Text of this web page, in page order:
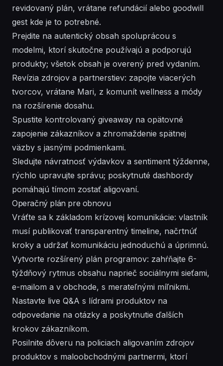
revidovaný plán, vrátane refundácií alebo goodwill
gest kde je to potrebné.
Prejdite na autentický obsah spoluprácou s
modelmi, ktorí skutočne používajú a podporujú
produkty; všetok obsah je overený pred vydaním.
Revízia zdrojov a partnerstiev: zapojte viacerých
tvorcov, vrátane Mari, z komunít wellness a módy
na rozšírenie dosahu.
Spustite kontrolovaný giveaway na opätovné
zapojenie zákazníkov a zhromaždenie spätnej
väzby s jasnými podmienkami.
Sledujte návratnosť výdavkov a sentiment týždenne,
rýchlo upravujte správu; poskytnuté dashbordy
pomáhajú tímom zostať aligovaní.
Operačný plán pre obnovu
Vráťte sa k základom krízovej komunikácie: vlastník
musí publikovať transparentný timeline, načrtnúť
kroky a udržať komunikáciu jednoduchú a úprimnú.
Vytvorte rozšírený plán programov: zahŕňajte 6-
týždňový rytmus obsahu naprieč sociálnymi sieťami,
e-mailom a v obchode, s merateľnými míľnikmi.
Nastavte live Q&A s lídrami produktov na
odpovedanie na otázky a poskytnutie ďalších
krokov zákazníkom.
Posilnite dôveru na policiach aligovaním zdrojov
produktov s maloobchodnými partnermi, ktorí